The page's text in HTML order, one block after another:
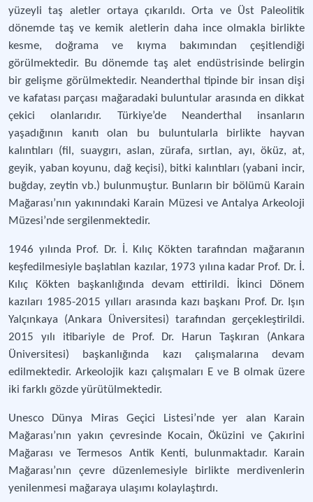
yüzeyli taş aletler ortaya çıkarıldı. Orta ve Üst Paleolitik
dönemde taş ve kemik aletlerin daha ince olmakla birlikte
kesme, doğrama ve kıyma bakımından çeşitlendiği
görülmektedir. Bu dönemde taş alet endüstrisinde belirgin
bir gelişme görülmektedir. Neanderthal tipinde bir insan dişi
ve kafatası parçası mağaradaki buluntular arasında en dikkat
çekici olanlarıdır. Türkiye’de Neanderthal insanların
yaşadığının kanıtı olan bu buluntularla birlikte hayvan
kalıntıları (fil, suaygırı, aslan, zürafa, sırtlan, ayı, öküz, at,
geyik, yaban koyunu, dağ keçisi), bitki kalıntıları (yabani incir,
buğday, zeytin vb.) bulunmuştur. Bunların bir bölümü Karain
Mağarası’nın yakınındaki Karain Müzesi ve Antalya Arkeoloji
Müzesi’nde sergilenmektedir.
1946 yılında Prof. Dr. İ. Kılıç Kökten tarafından mağaranın
keşfedilmesiyle başlatılan kazılar, 1973 yılına kadar Prof. Dr. İ.
Kılıç Kökten başkanlığında devam ettirildi. İkinci Dönem
kazıları 1985-2015 yılları arasında kazı başkanı Prof. Dr. Işın
Yalçınkaya (Ankara Üniversitesi) tarafından gerçekleştirildi.
2015 yılı itibariyle de Prof. Dr. Harun Taşkıran (Ankara
Üniversitesi) başkanlığında kazı çalışmalarına devam
edilmektedir. Arkeolojik kazı çalışmaları E ve B olmak üzere
iki farklı gözde yürütülmektedir.
Unesco Dünya Miras Geçici Listesi’nde yer alan Karain
Mağarası’nın yakın çevresinde Kocain, Öküzini ve Çakırini
Mağarası ve Termesos Antik Kenti, bulunmaktadır. Karain
Mağarası’nın çevre düzenlemesiyle birlikte merdivenlerin
yenilenmesi mağaraya ulaşımı kolaylaştırdı.